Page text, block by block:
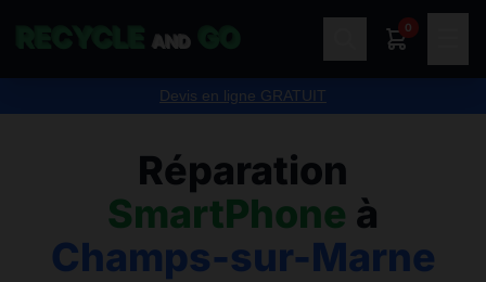
AND
0
Devis en ligne GRATUIT
Réparation
SmartPhone à
Champs-sur-Marne